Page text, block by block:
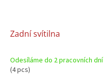
Zadní svítilna
Odesíláme do 2 pracovních dní
(4 pcs)